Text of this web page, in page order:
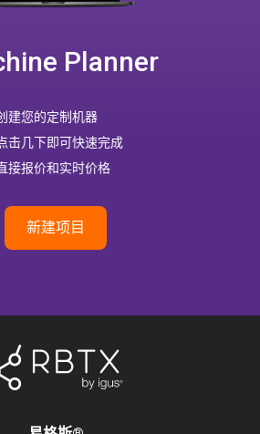
Planner
建您的定制机器
击几下即可快速完成
接报价和实时价格
新建项目